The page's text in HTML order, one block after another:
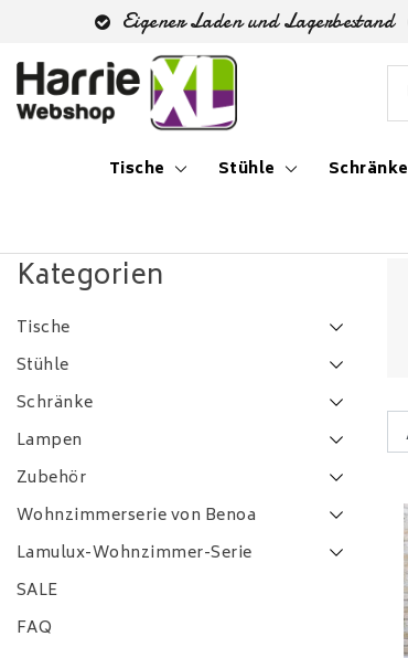
Eigener Laden und Lagerbestand
Tische Stühle Schränke
Kategorien
Tische
Stühle
Schränke
Lampen
Zubehör
Wohnzimmerserie von Benoa
Lamulux-Wohnzimmer-Serie
SALE
FAQ